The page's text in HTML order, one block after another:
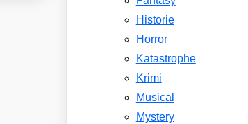
Historie
Horror
Katastrophe
Krimi
Musical
Mystery